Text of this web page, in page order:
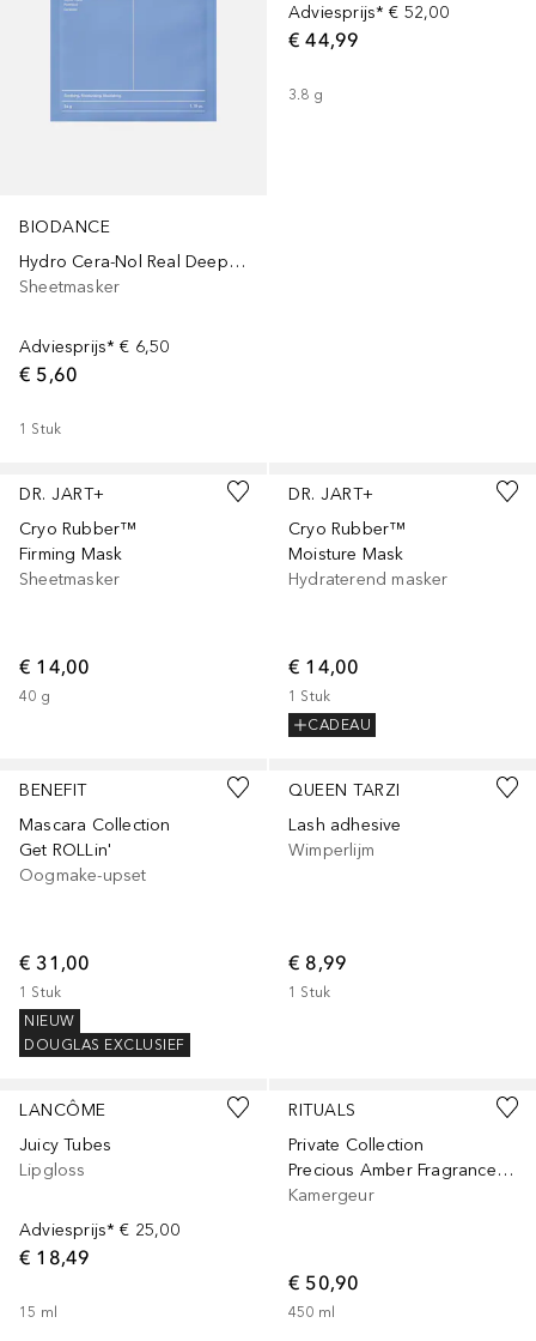
BIODANCE
Hydro Cera-Nol Real Deep Mask
Sheetmasker
Adviesprijs* € 6,50
€ 5,60
1 Stuk
Adviesprijs* € 52,00
€ 44,99
3.8 g
DR. JART+
Cryo Rubber™
Firming Mask
Sheetmasker
€ 14,00
40 g
DR. JART+
Cryo Rubber™
Moisture Mask
Hydraterend masker
€ 14,00
1 Stuk
CADEAU
BENEFIT
Mascara Collection
Get ROLLin'
Oogmake-upset
€ 31,00
1 Stuk
NIEUW
DOUGLAS EXCLUSIEF
QUEEN TARZI
Lash adhesive
Wimperlijm
€ 8,99
1 Stuk
LANCÔME
Juicy Tubes
Lipgloss
Adviesprijs* € 25,00
€ 18,49
15 ml
+8
RITUALS
Private Collection
Precious Amber Fragrance Sticks
Kamergeur
€ 50,90
450 ml